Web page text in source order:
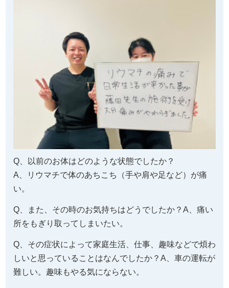
Q、以前のお体はどのような状態でしたか？
A、リウマチで体のあちこち（手や肩や足など）が痛
い。
Q、また、その時のお気持ちはどうでしたか？A、痛い
所をもぎり取ってしまいたい。
Q、その症状によって家庭生活、仕事、趣味などで煩わ
しいと思っていることはなんでしたか？A、車の運転が
難しい。趣味もやる気にならない。